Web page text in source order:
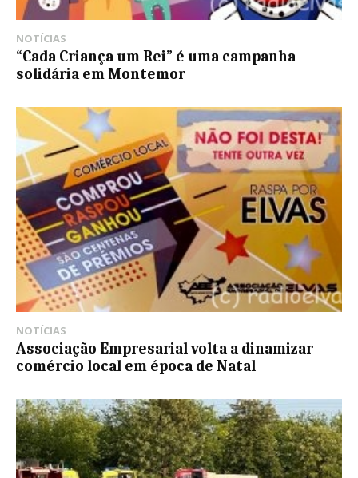
NOTÍCIAS
“Cada Criança um Rei” é uma campanha
solidária em Montemor
NOTÍCIAS
Associação Empresarial volta a dinamizar
comércio local em época de Natal